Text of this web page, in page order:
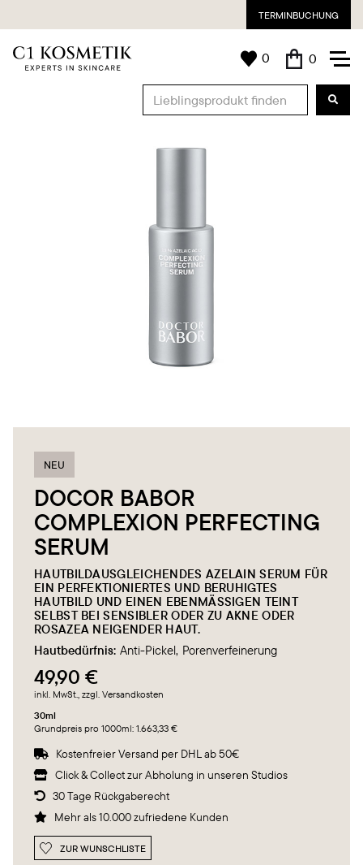
TERMINBUCHUNG
0 0
NEU
DOCOR BABOR
COMPLEXION PERFECTING
SERUM
HAUTBILDAUSGLEICHENDES AZELAIN SERUM FÜR
EIN PERFEKTIONIERTES UND BERUHIGTES
HAUTBILD UND EINEN EBENMÄSSIGEN TEINT S
ELBST BEI SENSIBLER ODER ZU AKNE ODER R
OSAZEA NEIGENDER HAUT.
Hautbedürfnis: Anti-Pickel Porenverfeinerung
49,90 €
inkl. MwSt., zzgl. Versandkosten
30ml
Grundpreis pro 1000ml: 1.663,33 €
 Kostenfreier Versand per DHL ab 50€
 Click & Collect zur Abholung in unseren Studios
 30 Tage Rückgaberecht
 Mehr als 10.000 zufriedene Kunden
ZUR WUNSCHLISTE